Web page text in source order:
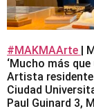
#MAKMAArte
|
‘Mucho más que
Artista residente
Ciudad
Paul Guinard 3,